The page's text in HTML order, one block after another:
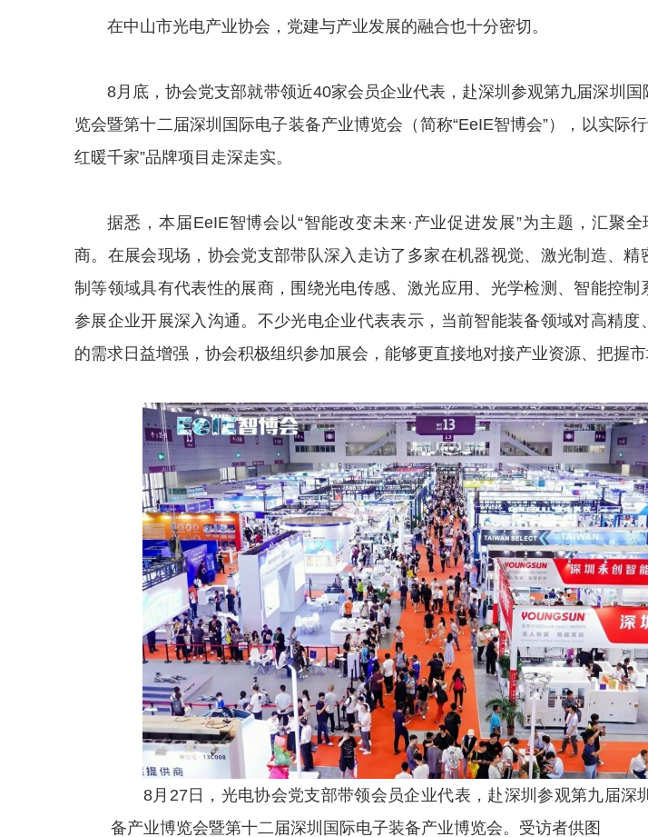
在中山市光电产业协会，党建与产业发展的融合也十分密切。
8月底，协会党支部就带领近40家会员企业代表，赴深圳参观第九届深圳
览会暨第十二届深圳国际电子装备产业博览会（简称“EeIE智博会”），以实际行
红暖千家”品牌项目走深走实。
据悉，本届EeIE智博会以“智能改变未来·产业促进发展”为主题，汇聚
商。在展会现场，协会党支部带队深入走访了多家在机器视觉、激光制造、精
制等领域具有代表性的展商，围绕光电传感、激光应用、光学检测、智能控制
参展企业开展深入沟通。不少光电企业代表表示，当前智能装备领域对高精度
的需求日益增强，协会积极组织参加展会，能够更直接地对接产业资源、把握市
8月27日，光电协会党支部带领会员企业代表，赴深圳参观第九届深
备产业博览会暨第十二届深圳国际电子装备产业博览会。受访者供图